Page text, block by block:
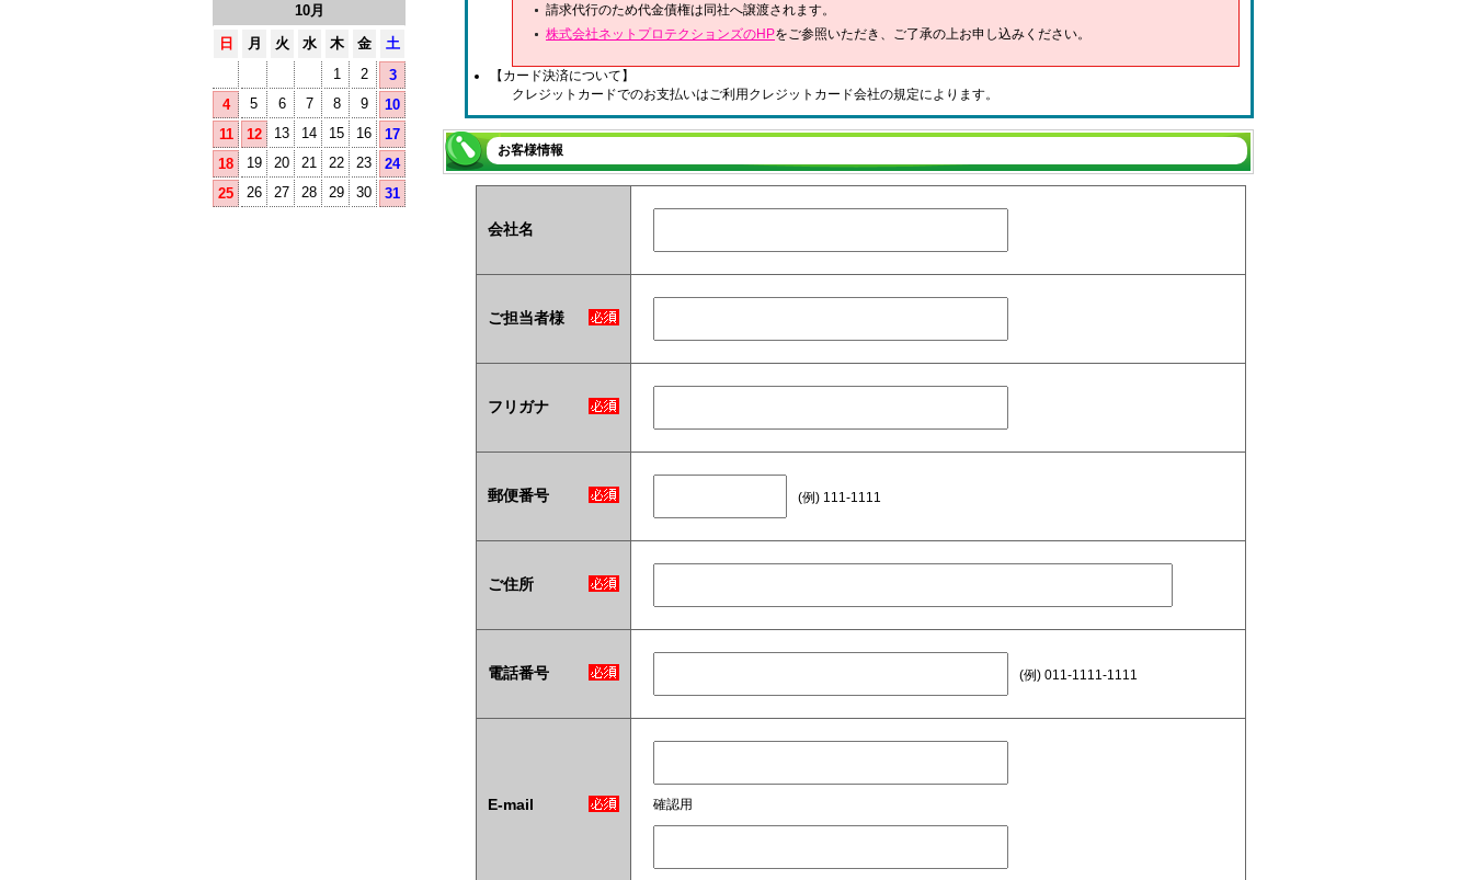
10月
日
月 火 水 木 金
土
1
2
3
4
5 6 7 8 9
10
11
12 13 14 15 16
17
18
19 20 21 22 23
24
25
26 27 28 29 30 31
請求代行のため代金債権は同社へ譲渡されます。
株式会社ネットプロテクションズのHPをご参照いただき、ご了承の上お申し込みください。
【カード決済について】
クレジットカードでのお支払いはご利用クレジットカード会社の規定によります。
お客様情報
会社名
ご担当者様
フリガナ
郵便番号 (例) 111-1111
ご住所
電話番号 (例) 011-1111-1111
E-mail 確認用